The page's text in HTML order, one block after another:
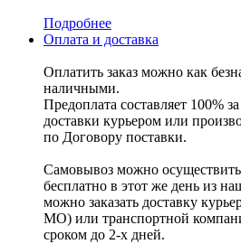
Подробнее
Оплата и доставка
Оплатить заказ можно как
наличными.
Предоплата составляет 100%
доставки курьером или
по Договору поставки.
Самовывоз можно осуществить
бесплатно в этот же день из
можно заказать доставку
МО) или транспортной
сроком до 2-х дней.